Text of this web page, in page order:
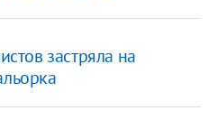
застряла на